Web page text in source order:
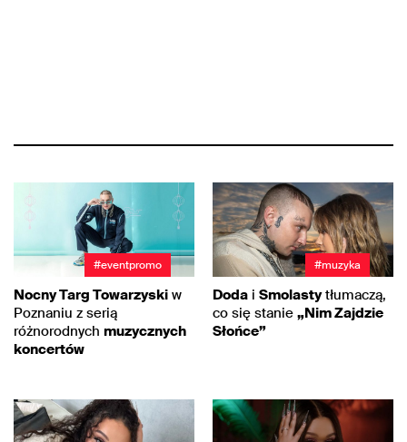
#eventpromo
Nocny Targ Towarzyski w
Poznaniu z serią
różnorodnych muzycznych
koncertów
#muzyka
Doda i Smolastytłumaczą,
co się stanie „Nim Zajdzie
Słońce”